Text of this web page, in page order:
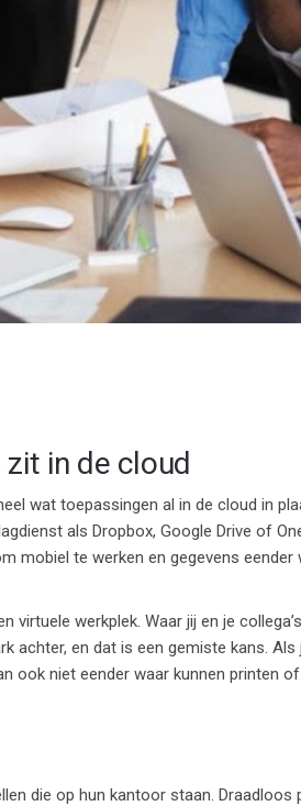
in de cloud
wat toepassingen al in de cloud in
als Dropbox, Google Drive of
mobiel te werken en gegevens
werkplek. Waar jij en je
achter, en dat is een gemiste kans.
ook niet eender waar kunnen printen
die op hun kantoor staan.